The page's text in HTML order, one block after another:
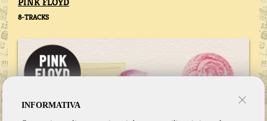
8-TRACKS
INFORMATIVA